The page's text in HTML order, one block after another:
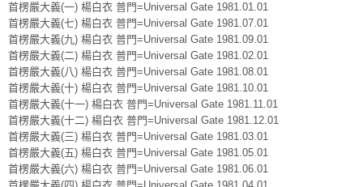
首楞嚴大義(一) 楊白衣 普門=Universal Gate 1981.01.01
首楞嚴大義(七) 楊白衣 普門=Universal Gate 1981.07.01
首楞嚴大義(九) 楊白衣 普門=Universal Gate 1981.09.01
首楞嚴大義(二) 楊白衣 普門=Universal Gate 1981.02.01
首楞嚴大義(八) 楊白衣 普門=Universal Gate 1981.08.01
首楞嚴大義(十) 楊白衣 普門=Universal Gate 1981.10.01
首楞嚴大義(十一) 楊白衣 普門=Universal Gate 1981.11.01
首楞嚴大義(十二) 楊白衣 普門=Universal Gate 1981.12.01
首楞嚴大義(三) 楊白衣 普門=Universal Gate 1981.03.01
首楞嚴大義(五) 楊白衣 普門=Universal Gate 1981.05.01
首楞嚴大義(六) 楊白衣 普門=Universal Gate 1981.06.01